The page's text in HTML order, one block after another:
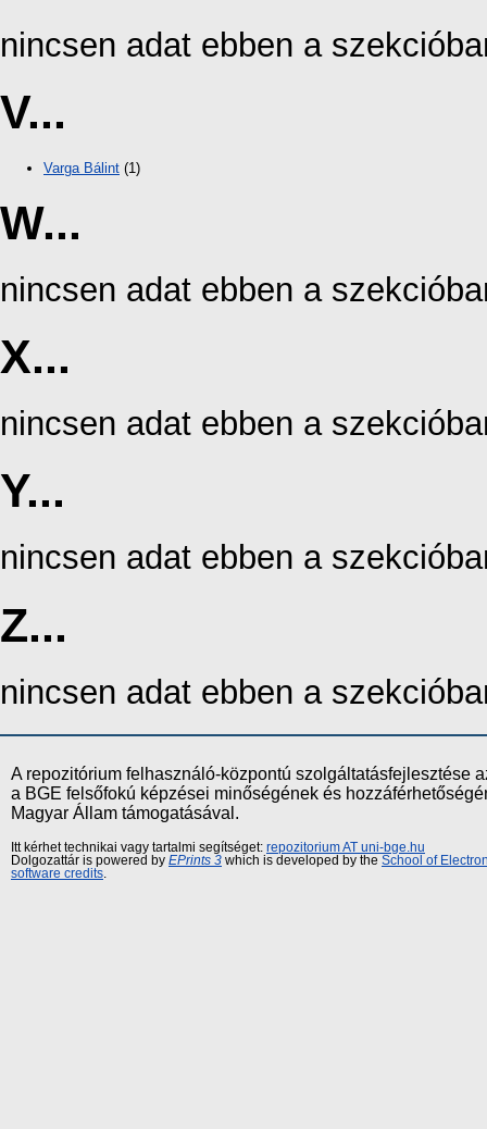
nincsen adat ebben a
V...
Varga Bálint (1)
W...
nincsen adat ebben a
X...
nincsen adat ebben a
Y...
nincsen adat ebben a
Z...
nincsen adat ebben a
A repozitórium felhasználó-központú szolgáltatásfejlesztése
a BGE felsőfokú képzései minőségének és
Magyar Állam támogatásával.
Itt kérhet technikai vagy tartalmi segítséget: repozitorium AT uni-bge.hu
Dolgozattár is powered by EPrints 3 which is developed by the School of
software credits